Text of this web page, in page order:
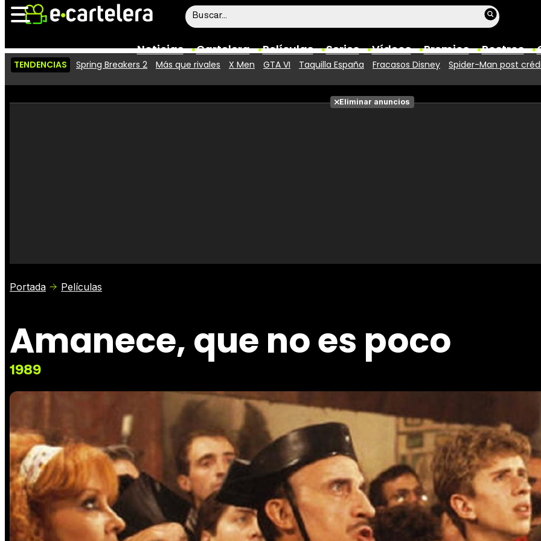
Noticias Cartelera Películas Series Vídeos Premios Rostros
Vídeos
Taquilla
Fotos
TENDENCIAS Spring Breakers 2 Más que rivales X Men GTA VI Taquilla España Fracasos Disney Spider-Man post
Eliminar anuncios
Portada Películas
Amanece, que no es poco
1989